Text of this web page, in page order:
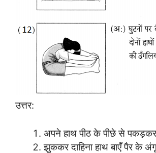
उत्तर:
अपने हाथ पीठ के पीछे से
झुककर दाहिना हाथ बाएँ पैर के